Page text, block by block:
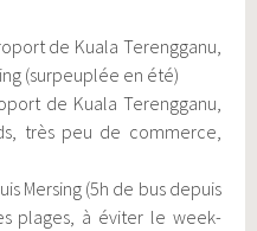
de Kuala Terengganu,
(surpeuplée en été)
de Kuala Terengganu,
très peu de commerce,
Mersing (5h de bus depuis
plages, à éviter le week-